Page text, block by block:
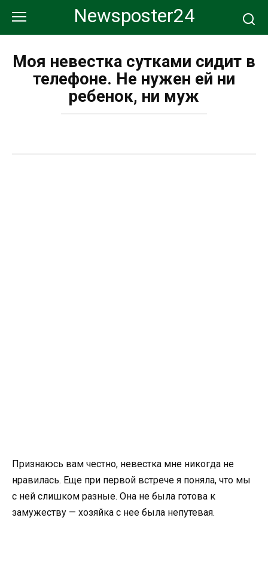
контенту
Newsposter24
Моя невестка сутками сидит в
телефоне. Не нужен ей ни
ребенок, ни муж
Признаюсь вам честно, невестка мне никогда не
нравилась. Еще при первой встрече я поняла, что мы
с ней слишком разные. Она не была готова к
замужеству — хозяйка с нее была непутевая.